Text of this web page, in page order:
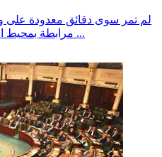
لم تمر سوى دقائق معدودة على
مرابطة بمحيط السفارة الأمريكية بمنطقة البحيرة ...